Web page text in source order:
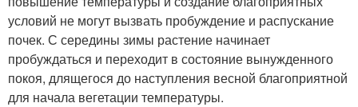
условий не могут вызвать пробуждение и распускание
почек. С середины зимы растение начинает
пробуждаться и переходит в состояние вынужденного
покоя, длящегося до наступления весной благоприятной
для начала вегетации температуры.